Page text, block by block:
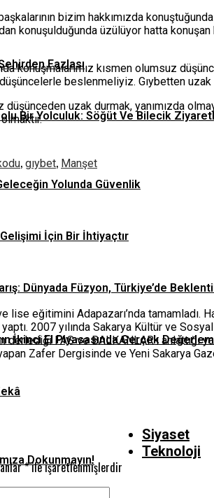
Fazlası
Bir Yolculuk: Söğüt Ve Bilecik
Yolunda Güvenlik
İçin Bir İhtiyaçtır
Dünyada Füzyon, Türkiye’de
İkinci El Piyasasında Gerçek
Dokunmayın!
Siyaset
Teknoloji
bizim hakkımızda
konuşulduğunda üzülüyor hatta
konuşmalarımız kısmen olumsuz
beslenmeliyiz. Gıybetten
düşünceden uzak durmak, yanımızda
, gıybet, Manşet
lise eğitimini Adapazarı’nda
2007 yılında Sakarya Kültür ve
FAS ve BALKANLAR’ı anlattığı
Zafer Dergisinde ve Yeni Sakarya
*ile işaretlenmişlerdir